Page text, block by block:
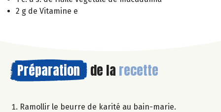
2 g de Vitamine e
Préparation de la recette
Ramollir le beurre de karité au bain-marie.